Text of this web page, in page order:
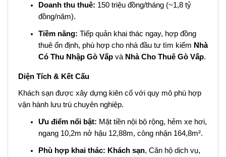
Doanh thu thuê: 150 triệu đồng/tháng (~1,8 tỷ
đồng/năm).
Tiềm năng: Tiếp quản khai thác ngay, hợp đồng
thuê ổn định, phù hợp cho nhà đầu tư tìm kiếm Nhà
Có Thu Nhập Gò Vấp và Nhà Cho Thuê Gò Vấp.
Diện Tích & Kết Cấu
Khách sạn được xây dựng kiên cố với quy mô phù hợp
vận hành lưu trú chuyên nghiệp.
Ưu điểm nổi bật: Mặt tiền nội bộ rộng, hẻm xe hơi,
ngang 10,2m nở hậu 12,88m, công nhận 164,8m².
Phù hợp khai thác: Khách sạn, Căn hộ dịch vụ,